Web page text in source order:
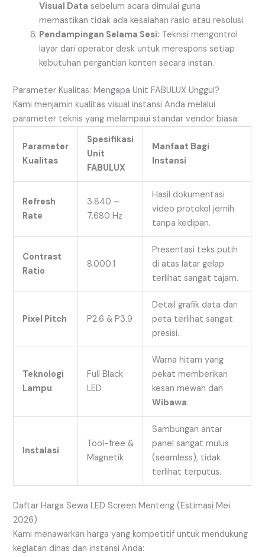
Visual Data sebelum acara dimulai guna
memastikan tidak ada kesalahan rasio atau resolusi.
Pendampingan Selama Sesi: Teknisi mengontrol
layar dari operator desk untuk merespons setiap
kebutuhan pergantian konten secara instan.
Parameter Kualitas: Mengapa Unit FABULUX Unggul?
Kami menjamin kualitas visual instansi Anda melalui
parameter teknis yang melampaui standar vendor biasa:
Parameter
Kualitas
Spesifikasi
Unit
FABULUX
Manfaat Bagi
Instansi
Refresh
Rate
3.840 –
7.680 Hz
Hasil dokumentasi
video protokol jernih
tanpa kedipan.
Contrast
Ratio
8.000:1
Presentasi teks putih
di atas latar gelap
terlihat sangat tajam.
Pixel Pitch P2.6 & P3.9
Detail grafik data dan
peta terlihat sangat
presisi.
Teknologi
Lampu
Full Black
LED
Warna hitam yang
pekat memberikan
kesan mewah dan
Wibawa.
Instalasi
Tool-free &
Magnetik
Sambungan antar
panel sangat mulus
(seamless), tidak
terlihat terputus.
Daftar Harga Sewa LED Screen Menteng (Estimasi Mei
2026)
Kami menawarkan harga yang kompetitif untuk mendukung
kegiatan dinas dan instansi Anda: